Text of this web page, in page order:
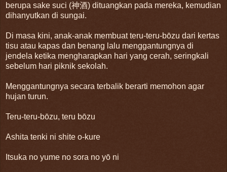
berupa sake suci (神酒) dituangkan pada mereka, kemudian
dihanyutkan di sungai.
Di masa kini, anak-anak membuat teru-teru-bōzu dari kertas
tisu atau kapas dan benang lalu menggantungnya di
jendela ketika mengharapkan hari yang cerah, seringkali
sebelum hari piknik sekolah.
Menggantungnya secara terbalik berarti memohon agar
hujan turun.
Teru-teru-bōzu, teru bōzu
Ashita tenki ni shite o-kure
Itsuka no yume no sora no yō ni